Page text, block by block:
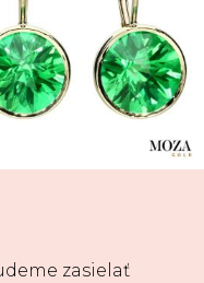
zasielať